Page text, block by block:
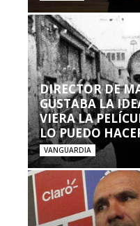
DIRECTOR DE
GUSTABA LA
VIERA LA
LO PUEDO
VANGUARDIA